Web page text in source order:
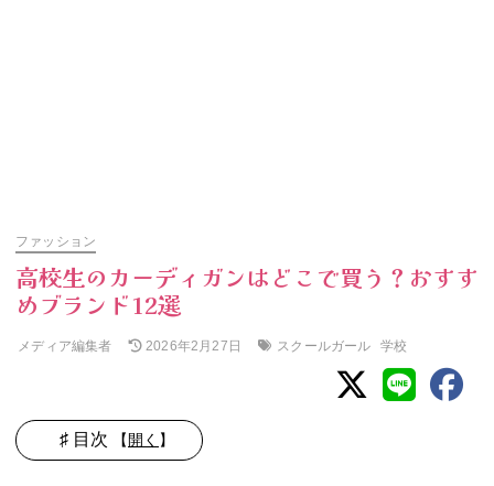
ファッション
高校生のカーディガンはどこで買う？おすす
めブランド12選
メディア編集者 2026年2月27日 スクールガール 学校
♯ 目次 【開く 】